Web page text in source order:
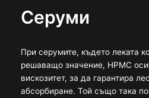
Серуми
При серумите, където леката
решаващо значение, HPMC
вискозитет, за да гарантира
абсорбиране. Той също така